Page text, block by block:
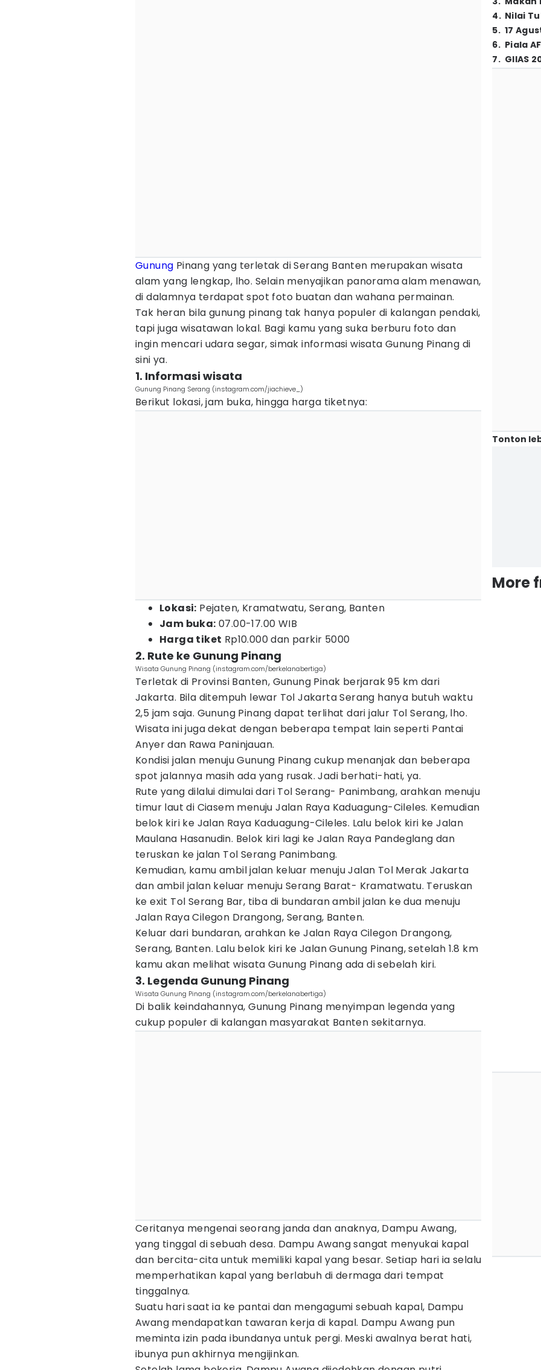
Gunung Pinang yang terletak di Serang Banten merupakan wisata
alam yang lengkap, lho. Selain menyajikan panorama alam menawan,
di dalamnya terdapat spot foto buatan dan wahana permainan.
Tak heran bila gunung pinang tak hanya populer di kalangan pendaki,
tapi juga wisatawan lokal. Bagi kamu yang suka berburu foto dan
ingin mencari udara segar, simak informasi wisata Gunung Pinang di
sini ya.
1. Informasi wisata
Gunung Pinang Serang (instagram.com/jiachieve_)
Berikut lokasi, jam buka, hingga harga tiketnya:
Lokasi: Pejaten, Kramatwatu, Serang, Banten
Jam buka: 07.00-17.00 WIB
Harga tiket Rp10.000 dan parkir 5000
2. Rute ke Gunung Pinang
Wisata Gunung Pinang (instagram.com/berkelanabertiga)
Terletak di Provinsi Banten, Gunung Pinak berjarak 95 km dari
Jakarta. Bila ditempuh lewar Tol Jakarta Serang hanya butuh waktu
2,5 jam saja. Gunung Pinang dapat terlihat dari jalur Tol Serang, lho.
Wisata ini juga dekat dengan beberapa tempat lain seperti Pantai
Anyer dan Rawa Paninjauan.
Kondisi jalan menuju Gunung Pinang cukup menanjak dan beberapa
spot jalannya masih ada yang rusak. Jadi berhati-hati, ya.
Rute yang dilalui dimulai dari Tol Serang- Panimbang, arahkan menuju
timur laut di Ciasem menuju Jalan Raya Kaduagung-Cileles. Kemudian
belok kiri ke Jalan Raya Kaduagung-Cileles. Lalu belok kiri ke Jalan
Maulana Hasanudin. Belok kiri lagi ke Jalan Raya Pandeglang dan
teruskan ke jalan Tol Serang Panimbang.
Kemudian, kamu ambil jalan keluar menuju Jalan Tol Merak Jakarta
dan ambil jalan keluar menuju Serang Barat- Kramatwatu. Teruskan
ke exit Tol Serang Bar, tiba di bundaran ambil jalan ke dua menuju
Jalan Raya Cilegon Drangong, Serang, Banten.
Keluar dari bundaran, arahkan ke Jalan Raya Cilegon Drangong,
Serang, Banten. Lalu belok kiri ke Jalan Gunung Pinang, setelah 1.8 km
kamu akan melihat wisata Gunung Pinang ada di sebelah kiri.
3. Legenda Gunung Pinang
Wisata Gunung Pinang (instagram.com/berkelanabertiga)
Di balik keindahannya, Gunung Pinang menyimpan legenda yang
cukup populer di kalangan masyarakat Banten sekitarnya.
Ceritanya mengenai seorang janda dan anaknya, Dampu Awang,
yang tinggal di sebuah desa. Dampu Awang sangat menyukai kapal
dan bercita-cita untuk memiliki kapal yang besar. Setiap hari ia selalu
memperhatikan kapal yang berlabuh di dermaga dari tempat
tinggalnya.
Suatu hari saat ia ke pantai dan mengagumi sebuah kapal, Dampu
Awang mendapatkan tawaran kerja di kapal. Dampu Awang pun
meminta izin pada ibundanya untuk pergi. Meski awalnya berat hati,
ibunya pun akhirnya mengijinkan.
4. Nilai
5. 17
6. Piala
7. GIIAS
Tonton
More